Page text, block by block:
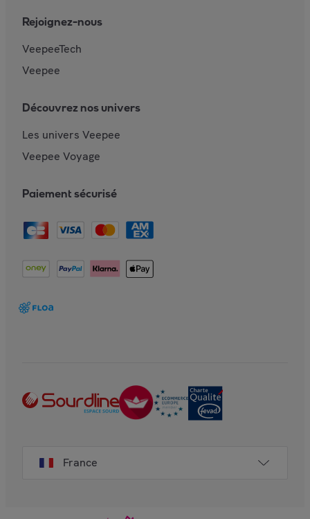
Rejoignez-nous
VeepeeTech
Veepee
Découvrez nos univers
Les univers Veepee
Veepee Voyage
Paiement sécurisé
France